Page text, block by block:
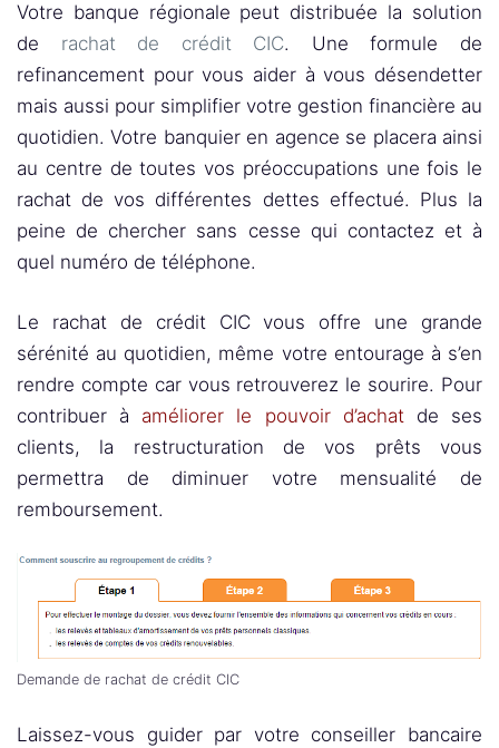
Votre banque régionale peut distribuée la solution
de rachat de crédit CIC. Une formule de
refinancement pour vous aider à vous désendetter
mais aussi pour simplifier votre gestion financière au
quotidien. Votre banquier en agence se placera ainsi
au centre de toutes vos préoccupations une fois le
rachat de vos différentes dettes effectué. Plus la
peine de chercher sans cesse qui contactez et à
quel numéro de téléphone.
Le rachat de crédit CIC vous offre une grande
sérénité au quotidien, même votre entourage à s’en
rendre compte car vous retrouverez le sourire. Pour
contribuer à améliorer le pouvoir d’achat de ses
clients, la restructuration de vos prêts vous
permettra de diminuer votre mensualité de
remboursement.
Demande de rachat de crédit CIC
Laissez-vous guider par votre conseiller bancaire